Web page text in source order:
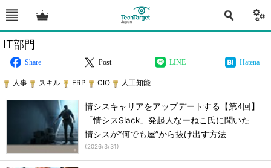
IT部門
Share Post LINE Hatena
人事 スキル ERP CIO 人工知能
情シスキャリアをアップデートする【第4回】
「情シスSlack」発起人なーねこ氏に聞いた
情シスが“何でも屋”から抜け出す方法
(2026/3/31)